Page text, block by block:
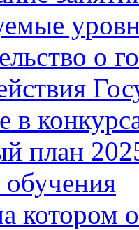
о
в
план
котором